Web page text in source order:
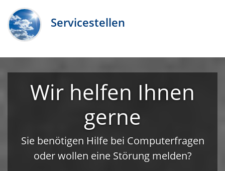
Servicestellen
Wir helfen Ihnen
gerne
Sie benötigen Hilfe bei Computerfragen
oder wollen eine Störung melden?